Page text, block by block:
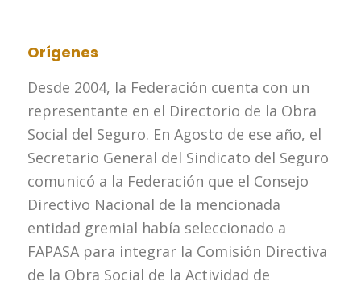
Orígenes
Desde 2004, la Federación cuenta con un
representante en el Directorio de la Obra
Social del Seguro. En Agosto de ese año, el
Secretario General del Sindicato del Seguro
comunicó a la Federación que el Consejo
Directivo Nacional de la mencionada
entidad gremial había seleccionado a
FAPASA para integrar la Comisión Directiva
de la Obra Social de la Actividad de